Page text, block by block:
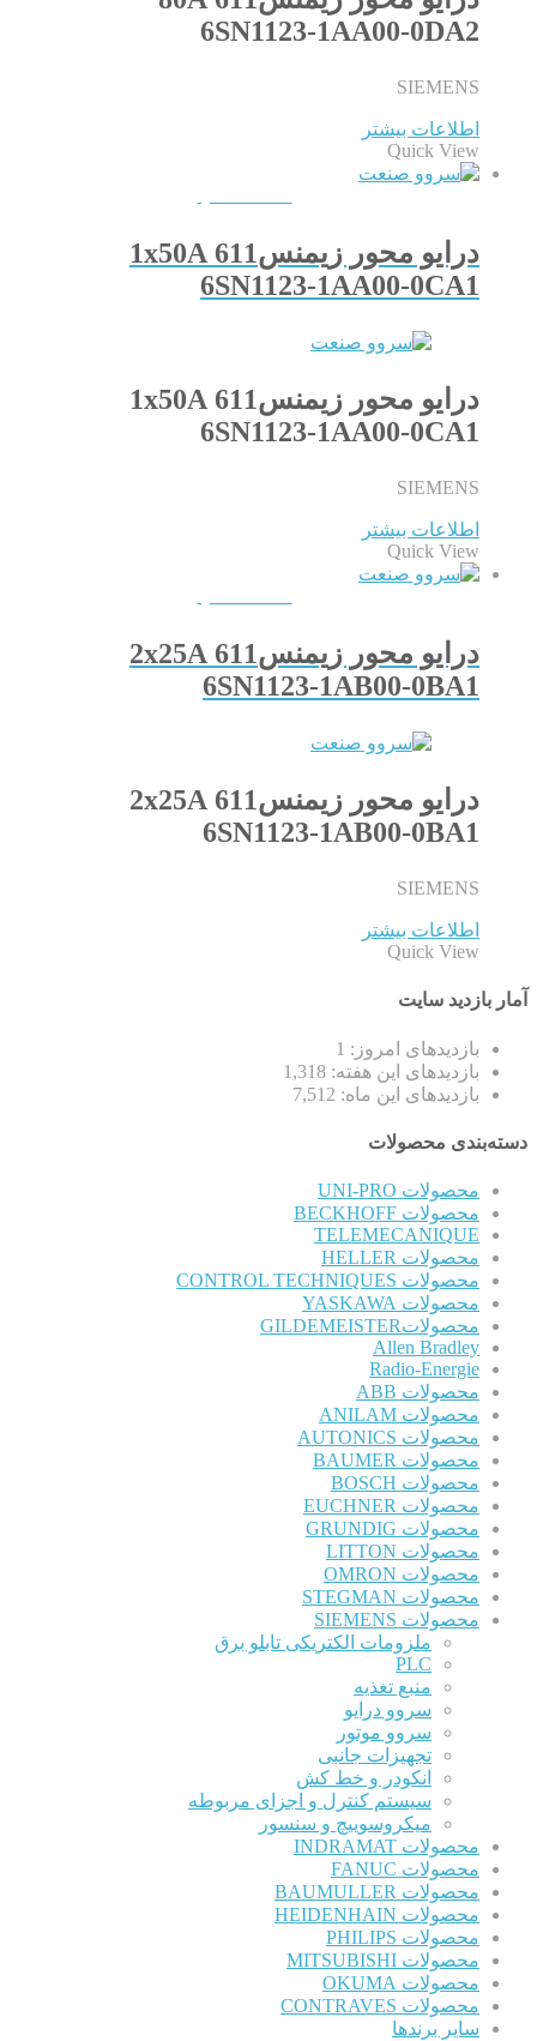
6SN1123-1AA00-0DA2
SIEMENS
اطلاعات بیشتر
Quick View
درایو محور زیمنس611 1x50A
6SN1123-1AA00-0CA1
درایو محور زیمنس611 1x50A
6SN1123-1AA00-0CA1
SIEMENS
اطلاعات بیشتر
Quick View
درایو محور زیمنس611 2x25A
6SN1123-1AB00-0BA1
درایو محور زیمنس611 2x25A
6SN1123-1AB00-0BA1
SIEMENS
اطلاعات بیشتر
Quick View
آمار بازدید سایت
بازدیدهای امروز: 1
بازدیدهای این هفته: 1,318
بازدیدهای این ماه: 7,512
دسته‌بندی محصولات
محصولات UNI-PRO
محصولات BECKHOFF
TELEMECANIQUE
محصولات HELLER
محصولات CONTROL TECHNIQUES
محصولات YASKAWA
محصولاتGILDEMEISTER
Allen Bradley
Radio-Energie
محصولات ABB
محصولات ANILAM
محصولات AUTONICS
محصولات BAUMER
محصولات BOSCH
محصولات EUCHNER
محصولات GRUNDIG
محصولات LITTON
محصولات OMRON
محصولات STEGMAN
محصولات SIEMENS
ملزومات الکتریکی تابلو برق
PLC
منبع تغذیه
سروو درایو
سروو موتور
تجهیزات جانبی
انکودر و خط کش
سیستم کنترل و اجزای مربوطه
میکروسوییچ و سنسور
محصولات INDRAMAT
محصولات FANUC
محصولات BAUMULLER
محصولات HEIDENHAIN
محصولات PHILIPS
محصولات MITSUBISHI
محصولات OKUMA
محصولات CONTRAVES
سایر برندها